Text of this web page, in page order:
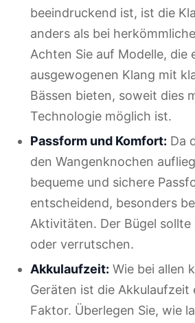
beeindruckend ist, ist die
anders als bei
Achten Sie auf Modelle, die
ausgewogenen Klang mit
Bässen bieten, soweit dies
Technologie möglich ist.
Passform und Komfort: Da
den Wangenknochen
bequeme und sichere
entscheidend, besonders
Aktivitäten. Der Bügel
oder verrutschen.
Akkulaufzeit: Wie bei allen
Geräten ist die
Faktor. Überlegen Sie, wie